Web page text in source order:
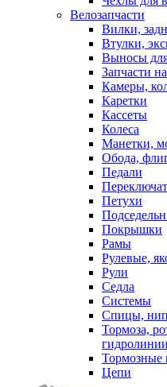
Велозапчасти
Вилки,
Втулки,
Выносы для
Запчасти
Камеры,
Каретки
Кассеты
Колеса
Манетки,
Обода,
Педали
Петухи
Покрышки
Рамы
Рулевые,
Рули
Седла
Системы
Спицы,
Тормоза,
гидролинии
Тормозные
Цепи